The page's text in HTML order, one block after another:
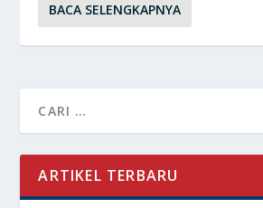
BACA SELENGKAPNYA
ARTIKEL TERBARU